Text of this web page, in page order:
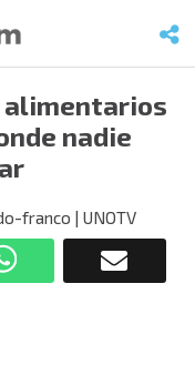
alimentarios
nadie
franco | UNOTV